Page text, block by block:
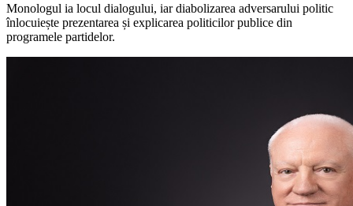
Monologul ia locul dialogului, iar diabolizarea adversarului politic
înlocuiește prezentarea și explicarea politicilor publice din
programele partidelor.